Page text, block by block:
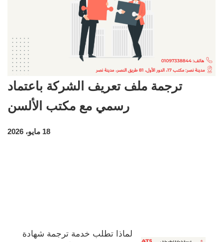
ترجمة ملف تعريف الشركة باعتماد
رسمي مع مكتب الألسن
18 مايو، 2026
لماذا تطلب خدمة ترجمة شهادة